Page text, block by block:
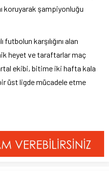
koruyarak şampiyonluğu
karşılığını alan
heyet ve taraftarlar maç
ekibi, bitime iki hafta kala
üst ligde mücadele etme